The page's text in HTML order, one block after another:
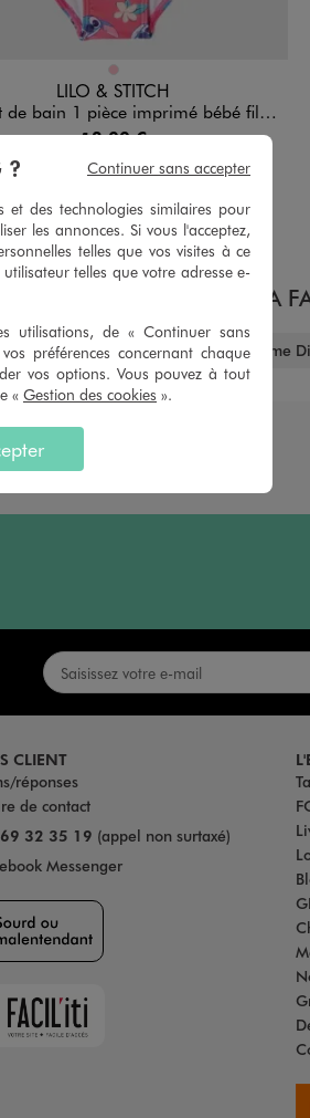
en 1 colorisROSE
LILO & STITCH
bain 1 pièce imprimé bébé fille - Stitch
12,99 €
POUR TOUTE LA
garçon Disney Vêtements homme
CLIENT
réponses
de contact
32 35 19 (appel non surtaxé)
Messenger
?
et des technologies similaires pour
les annonces. Si vous l'acceptez,
telles que vos visites à ce
telles que votre adresse e-
utilisations, de « Continuer sans
préférences concernant chaque
vos options. Vous pouvez à tout
« Gestion des cookies ».
Continuer sans accepter